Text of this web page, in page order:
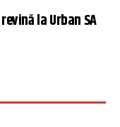
la Urban SA